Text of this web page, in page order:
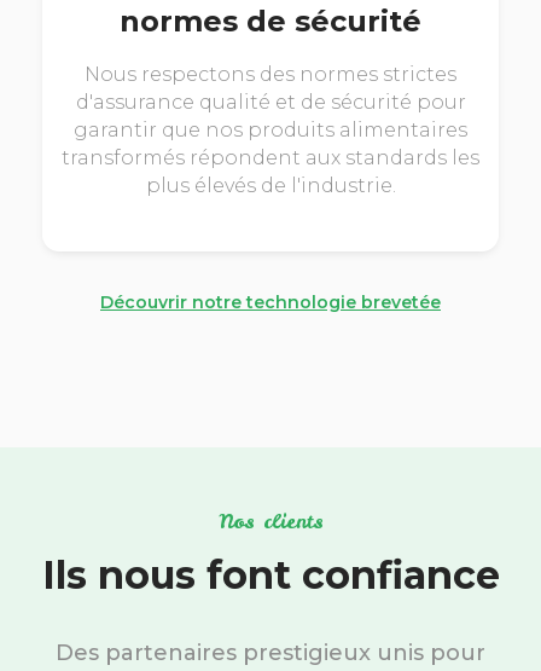
normes de sécurité
Nous respectons des normes strictes
d'assurance qualité et de sécurité pour
garantir que nos produits alimentaires
transformés répondent aux standards les
plus élevés de l'industrie.
Découvrir notre technologie brevetée
Nos clients
Ils nous font confiance
Des partenaires prestigieux unis pour